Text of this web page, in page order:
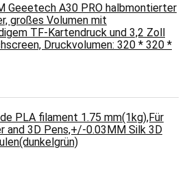
Geeetech A30 PRO halbmontierter
großes Volumen mit
TF-Kartendruck und 3,2 Zoll
Druckvolumen: 320 * 320 *
PLA filament 1.75 mm(1kg),Für
and 3D Pens,+/-0.03MM Silk 3D